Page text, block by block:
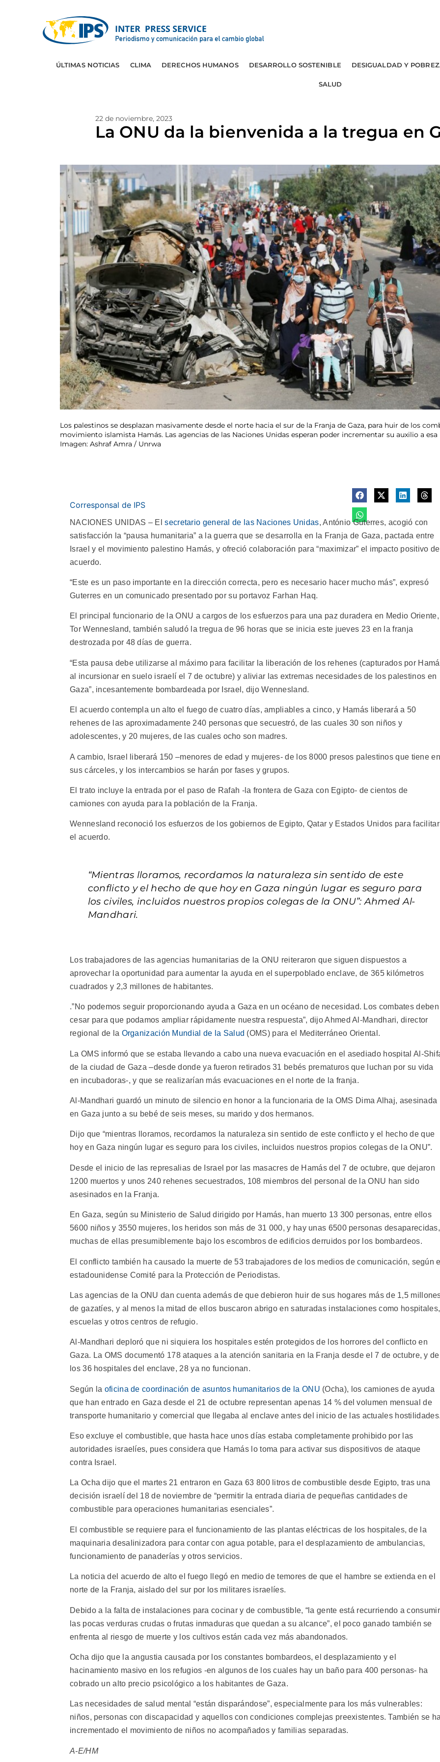
ÚLTIMAS NOTICIAS CLIMA DERECHOS HUMANOS DESARROLLO SOSTENIBLE DESIGUALDAD Y
SALUD
22 de noviembre, 2023
La ONU da la bienvenida a la tregua en
Los palestinos se desplazan masivamente desde el norte hacia el sur de la Franja de Gaza, para huir de los
movimiento islamista Hamás. Las agencias de las Naciones Unidas esperan poder incrementar su auxilio a
Imagen: Ashraf Amra / Unrwa
Corresponsal de IPS
NACIONES UNIDAS – Elsecretario general de las Naciones Unidas, António Guterres, acogió con
satisfacción la “pausa humanitaria” a la guerra que se desarrolla en la Franja de Gaza, pactada entre
Israel y el movimiento palestino Hamás, y ofreció colaboración para “maximizar” el impacto positivo
acuerdo.
“Este es un paso importante en la dirección correcta, pero es necesario hacer mucho más”, expresó
Guterres en un comunicado presentado por su portavoz Farhan Haq.
El principal funcionario de la ONU a cargos de los esfuerzos para una paz duradera en Medio Oriente,
Tor Wennesland, también saludó la tregua de 96 horas que se inicia este jueves 23 en la franja
destrozada por 48 días de guerra.
“Esta pausa debe utilizarse al máximo para facilitar la liberación de los rehenes (capturados por
al incursionar en suelo israelí el 7 de octubre) y aliviar las extremas necesidades de los palestinos en
Gaza”, incesantemente bombardeada por Israel, dijo Wennesland.
El acuerdo contempla un alto el fuego de cuatro días, ampliables a cinco, y Hamás liberará a 50
rehenes de las aproximadamente 240 personas que secuestró, de las cuales 30 son niños y
adolescentes, y 20 mujeres, de las cuales ocho son madres.
A cambio, Israel liberará 150 –menores de edad y mujeres- de los 8000 presos palestinos que tiene en
sus cárceles, y los intercambios se harán por fases y grupos.
El trato incluye la entrada por el paso de Rafah -la frontera de Gaza con Egipto- de cientos de
camiones con ayuda para la población de la Franja.
Wennesland reconoció los esfuerzos de los gobiernos de Egipto, Qatar y Estados Unidos para facilitar
el acuerdo.
“Mientras lloramos, recordamos la naturaleza sin sentido de este
conflicto y el hecho de que hoy en Gaza ningún lugar es seguro para
los civiles, incluidos nuestros propios colegas de la ONU”: Ahmed Al-
Mandhari.
Los trabajadores de las agencias humanitarias de la ONU reiteraron que siguen dispuestos a
aprovechar la oportunidad para aumentar la ayuda en el superpoblado enclave, de 365 kilómetros
cuadrados y 2,3 millones de habitantes.
.”No podemos seguir proporcionando ayuda a Gaza en un océano de necesidad. Los combates deben
cesar para que podamos ampliar rápidamente nuestra respuesta”, dijo Ahmed Al-Mandhari, director
regional de la Organización Mundial de la Salud (OMS) para el Mediterráneo Oriental.
La OMS informó que se estaba llevando a cabo una nueva evacuación en el asediado hospital Al-
de la ciudad de Gaza –desde donde ya fueron retirados 31 bebés prematuros que luchan por su vida
en incubadoras-, y que se realizarían más evacuaciones en el norte de la franja.
Al-Mandhari guardó un minuto de silencio en honor a la funcionaria de la OMS Dima Alhaj, asesinada
en Gaza junto a su bebé de seis meses, su marido y dos hermanos.
Dijo que “mientras lloramos, recordamos la naturaleza sin sentido de este conflicto y el hecho de que
hoy en Gaza ningún lugar es seguro para los civiles, incluidos nuestros propios colegas de la ONU”.
Desde el inicio de las represalias de Israel por las masacres de Hamás del 7 de octubre, que dejaron
1200 muertos y unos 240 rehenes secuestrados, 108 miembros del personal de la ONU han sido
asesinados en la Franja.
En Gaza, según su Ministerio de Salud dirigido por Hamás, han muerto 13 300 personas, entre ellos
5600 niños y 3550 mujeres, los heridos son más de 31 000, y hay unas 6500 personas desaparecidas,
muchas de ellas presumiblemente bajo los escombros de edificios derruidos por los bombardeos.
El conflicto también ha causado la muerte de 53 trabajadores de los medios de comunicación, según
estadounidense Comité para la Protección de Periodistas.
Las agencias de la ONU dan cuenta además de que debieron huir de sus hogares más de 1,5
de gazatíes, y al menos la mitad de ellos buscaron abrigo en saturadas instalaciones como hospitales,
escuelas y otros centros de refugio.
Al-Mandhari deploró que ni siquiera los hospitales estén protegidos de los horrores del conflicto en
Gaza. La OMS documentó 178 ataques a la atención sanitaria en la Franja desde el 7 de octubre, y de
los 36 hospitales del enclave, 28 ya no funcionan.
Según la oficina de coordinación de asuntos humanitarios de la ONU (Ocha), los camiones de ayuda
que han entrado en Gaza desde el 21 de octubre representan apenas 14 % del volumen mensual de
transporte humanitario y comercial que llegaba al enclave antes del inicio de las actuales
Eso excluye el combustible, que hasta hace unos días estaba completamente prohibido por las
autoridades israelíes, pues considera que Hamás lo toma para activar sus dispositivos de ataque
contra Israel.
La Ocha dijo que el martes 21 entraron en Gaza 63 800 litros de combustible desde Egipto, tras una
decisión israelí del 18 de noviembre de “permitir la entrada diaria de pequeñas cantidades de
combustible para operaciones humanitarias esenciales”.
El combustible se requiere para el funcionamiento de las plantas eléctricas de los hospitales, de la
maquinaria desalinizadora para contar con agua potable, para el desplazamiento de ambulancias,
funcionamiento de panaderías y otros servicios.
La noticia del acuerdo de alto el fuego llegó en medio de temores de que el hambre se extienda en el
norte de la Franja, aislado del sur por los militares israelíes.
Debido a la falta de instalaciones para cocinar y de combustible, “la gente está recurriendo a consumir
las pocas verduras crudas o frutas inmaduras que quedan a su alcance”, el poco ganado también se
enfrenta al riesgo de muerte y los cultivos están cada vez más abandonados.
Ocha dijo que la angustia causada por los constantes bombardeos, el desplazamiento y el
hacinamiento masivo en los refugios -en algunos de los cuales hay un baño para 400 personas- ha
cobrado un alto precio psicológico a los habitantes de Gaza.
Las necesidades de salud mental “están disparándose”, especialmente para los más vulnerables:
niños, personas con discapacidad y aquellos con condiciones complejas preexistentes. También se
incrementado el movimiento de niños no acompañados y familias separadas.
A-E/HM